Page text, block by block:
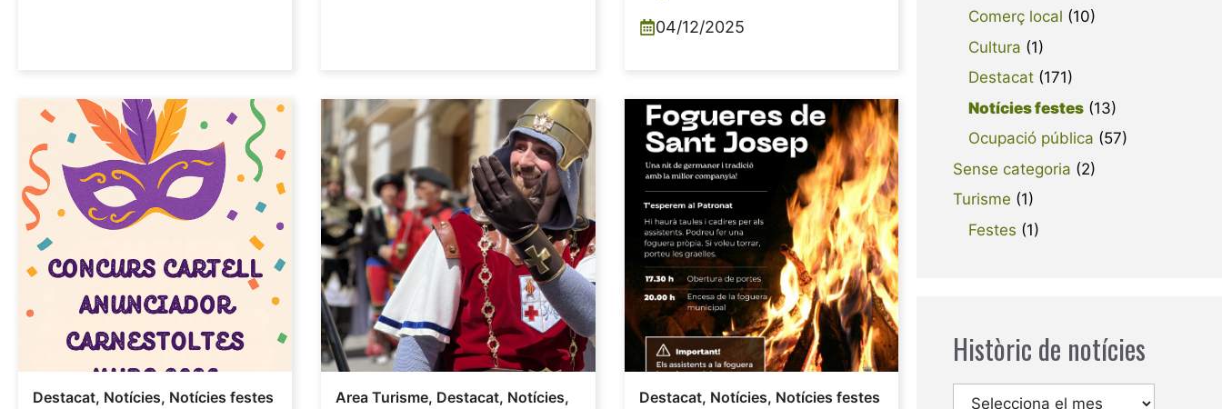
04/12/2025
Destacat, Notícies, Notícies festes Area Turisme, Destacat, Notícies,
Destacat, Notícies, Notícies festes
Comerç local (10)
Cultura (1)
Destacat (171)
Notícies festes (13)
Ocupació pública (57)
Sense categoria (2)
Turisme (1)
Festes (1)
Històric de notícies
Arxius